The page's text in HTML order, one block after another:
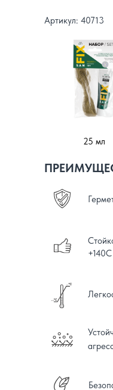
+140С
25 мл
Артикул: 40713